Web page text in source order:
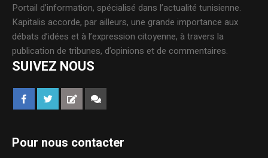
Portail d’information, spécialisé dans l’actualité tunisienne.
Kapitalis accorde, par ailleurs, une grande importance aux
débats d’idées et à l’expression citoyenne, à travers la
publication de tribunes, d’opinions et de commentaires.
SUIVEZ NOUS
Pour nous contacter